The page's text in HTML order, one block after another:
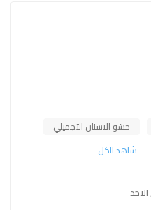
حشو الاسنان التجميلي
شاهد الكل